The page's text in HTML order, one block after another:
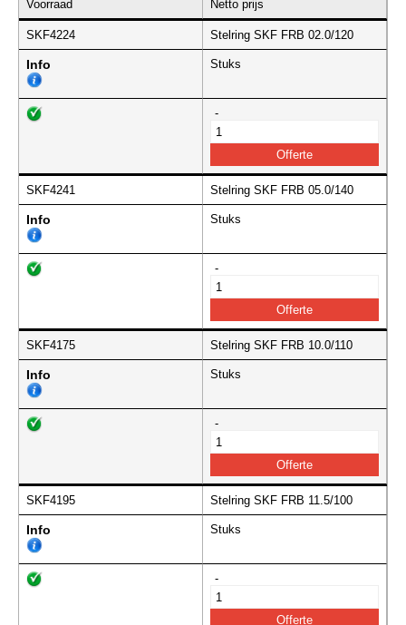
Voorraad Netto prijs
SKF4224 Stelring SKF FRB 02.0/120
Info Stuks
-
SKF4241 Stelring SKF FRB 05.0/140
Info Stuks
-
SKF4175 Stelring SKF FRB 10.0/110
Info Stuks
-
SKF4195 Stelring SKF FRB 11.5/100
Info Stuks
-